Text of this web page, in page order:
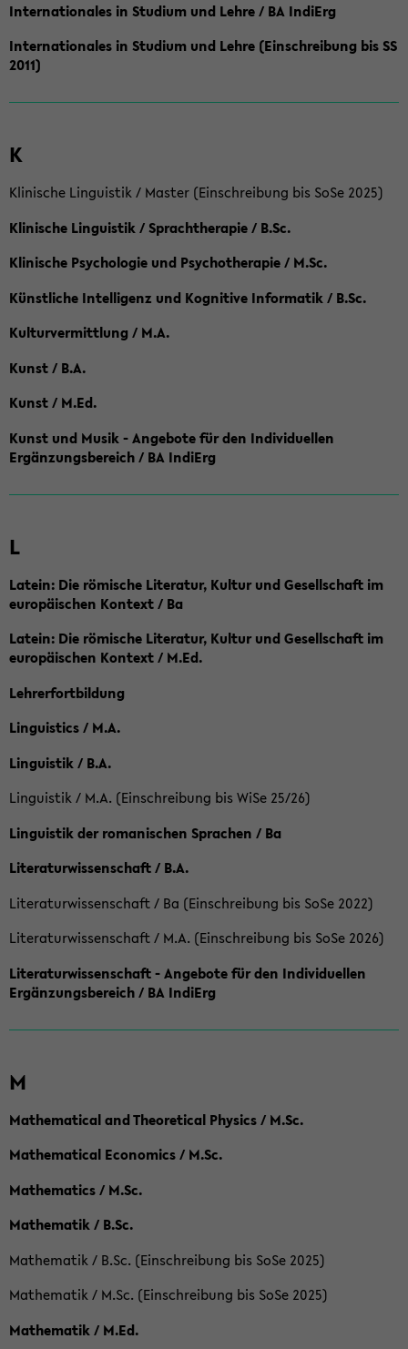
Internationales in Studium und Lehre / BA IndiErg
Internationales in Studium und Lehre (Einschreibung bis SS
2011)
K
Klinische Linguistik / Master (Einschreibung bis SoSe 2025)
Klinische Linguistik / Sprachtherapie / B.Sc.
Klinische Psychologie und Psychotherapie / M.Sc.
Künstliche Intelligenz und Kognitive Informatik / B.Sc.
Kulturvermittlung / M.A.
Kunst / B.A.
Kunst / M.Ed.
Kunst und Musik - Angebote für den Individuellen
Ergänzungsbereich / BA IndiErg
L
Latein: Die römische Literatur, Kultur und Gesellschaft im
europäischen Kontext / Ba
Latein: Die römische Literatur, Kultur und Gesellschaft im
europäischen Kontext / M.Ed.
Lehrerfortbildung
Linguistics / M.A.
Linguistik / B.A.
Linguistik / M.A. (Einschreibung bis WiSe 25/26)
Linguistik der romanischen Sprachen / Ba
Literaturwissenschaft / B.A.
Literaturwissenschaft / Ba (Einschreibung bis SoSe 2022)
Literaturwissenschaft / M.A. (Einschreibung bis SoSe 2026)
Literaturwissenschaft - Angebote für den Individuellen
Ergänzungsbereich / BA IndiErg
M
Mathematical and Theoretical Physics / M.Sc.
Mathematical Economics / M.Sc.
Mathematics / M.Sc.
Mathematik / B.Sc.
Mathematik / B.Sc. (Einschreibung bis SoSe 2025)
Mathematik / M.Sc. (Einschreibung bis SoSe 2025)
Mathematik / M.Ed.